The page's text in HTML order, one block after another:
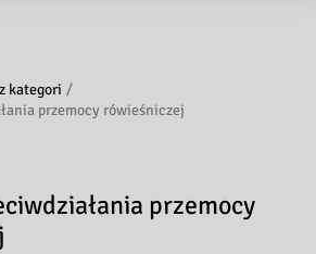
kategori
przemocy rówieśniczej
przemocy